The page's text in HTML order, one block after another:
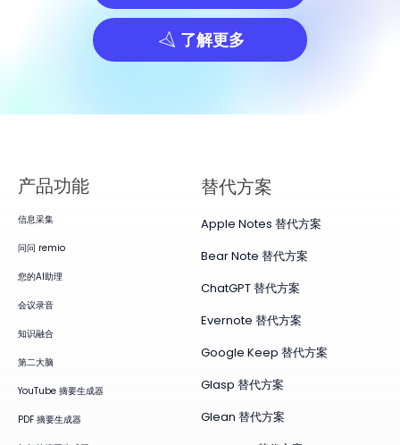
了解更多
产品​功能
信息采集
问问 remio
您的AI助理
会议录音
知识融合
第二大脑
YouTube 摘要生成器
PDF 摘要生成器
替代方案
Apple Notes 替代方案
Bear Note 替代方案
ChatGPT 替代方案
Evernote 替代方案
Google Keep 替代方案
Glasp 替代方案
Glean 替代方案